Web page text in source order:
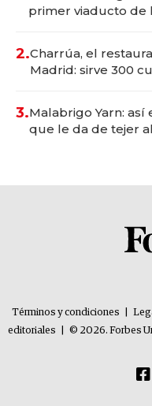
primer viaducto de
2.Charrúa, el
Madrid: sirve 300
3.Malabrigo Yarn:
que le da de tejer
Términos y condiciones
editoriales
© 2026. Forbes